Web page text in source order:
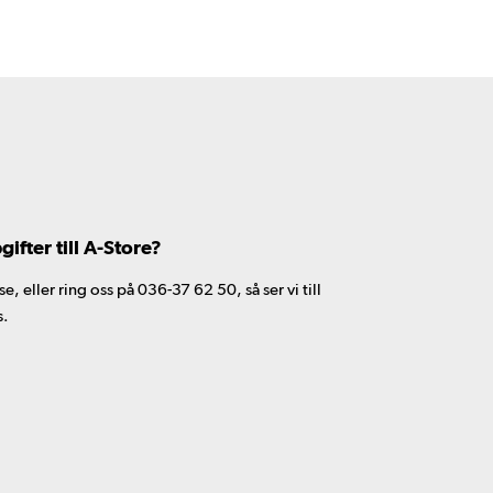
till A-Store?
eller ring oss på 036-37 62 50, så ser vi till